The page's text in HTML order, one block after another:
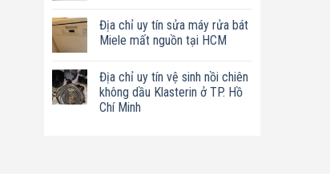
dầu
Philips
ở
Chí
Minh
uy
tín
sửa
sữa
hạt
Bluestone
ở
bình
luận
ở
uy
tín
vệ
sinh
Địa chỉ uy tín sửa máy rửa bát
Miele mất nguồn tại HCM
bình
luận
ở
Địa
Địa chỉ uy tín vệ sinh nồi chiên
không dầu Klasterin ở TP. Hồ
Chí Minh